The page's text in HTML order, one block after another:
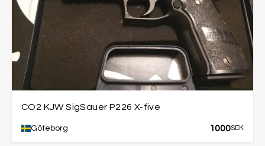
CO2 KJW SigSauer P226 X-five
Göteborg 1000SEK